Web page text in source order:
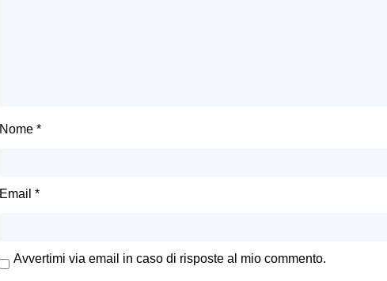
Nome *
Email *
Avvertimi via email in caso di risposte al mio commento.